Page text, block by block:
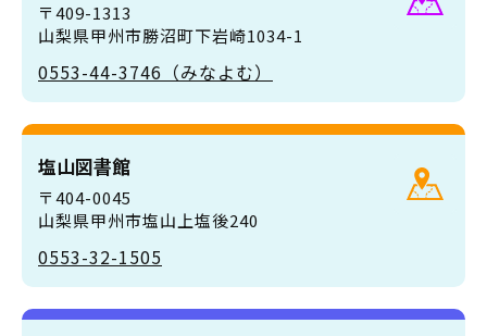
〒409-1313
山梨県甲州市勝沼町下岩崎1034-1
0553-44-3746（みなよむ）
塩山図書館
〒404-0045
山梨県甲州市塩山上塩後240
0553-32-1505